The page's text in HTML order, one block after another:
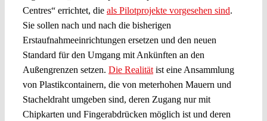
Centres“ errichtet, die als Pilotprojekte vorgesehen sind.
Sie sollen nach und nach die bisherigen
Erstaufnahmeeinrichtungen ersetzen und den neuen
Standard für den Umgang mit Ankünften an den
Außengrenzen setzen. Die Realitätist eine Ansammlung
von Plastikcontainern, die von meterhohen Mauern und
Stacheldraht umgeben sind, deren Zugang nur mit
Chipkarten und Fingerabdrücken möglich ist und deren